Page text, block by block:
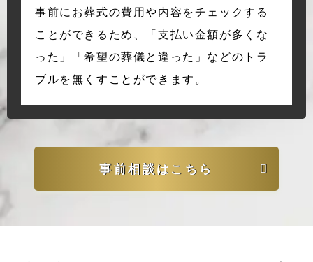
事前にお葬式の費用や内容をチェックする
ことができるため、「支払い金額が多くな
った」「希望の葬儀と違った」などのトラ
ブルを無くすことができます。
事前相談はこちら